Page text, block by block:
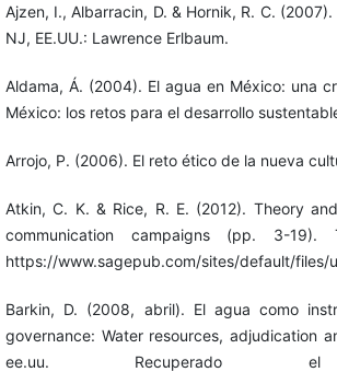
Ajzen, I., Albarracin, D. & Hornik, R. C.
NJ, EE.UU.: Lawrence Erlbaum.
Aldama, Á. (2004). El agua en México: una
México: los retos para el desarrollo
Arrojo, P. (2006). El reto ético de la nueva
Atkin, C. K. & Rice, R. E. (2012). Theory
communication campaigns (pp. 3-
https://www.sagepub.com/sites/default/files/
Barkin, D. (2008, abril). El agua como
governance: Water resources, adjudication
ee.uu.